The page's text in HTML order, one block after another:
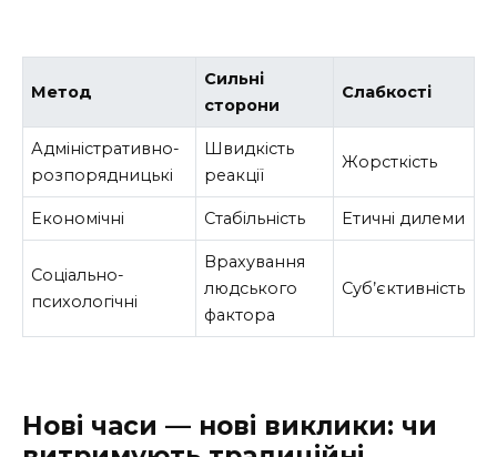
Метод
Сильні
сторони
Слабкості
Адміністративно-
розпорядницькі
Швидкість
реакції
Жорсткість
Економічні Стабільність Етичні дилеми
Соціально-
психологічні
Врахування
людського
фактора
Суб’єктивність
Нові часи — нові виклики: чи